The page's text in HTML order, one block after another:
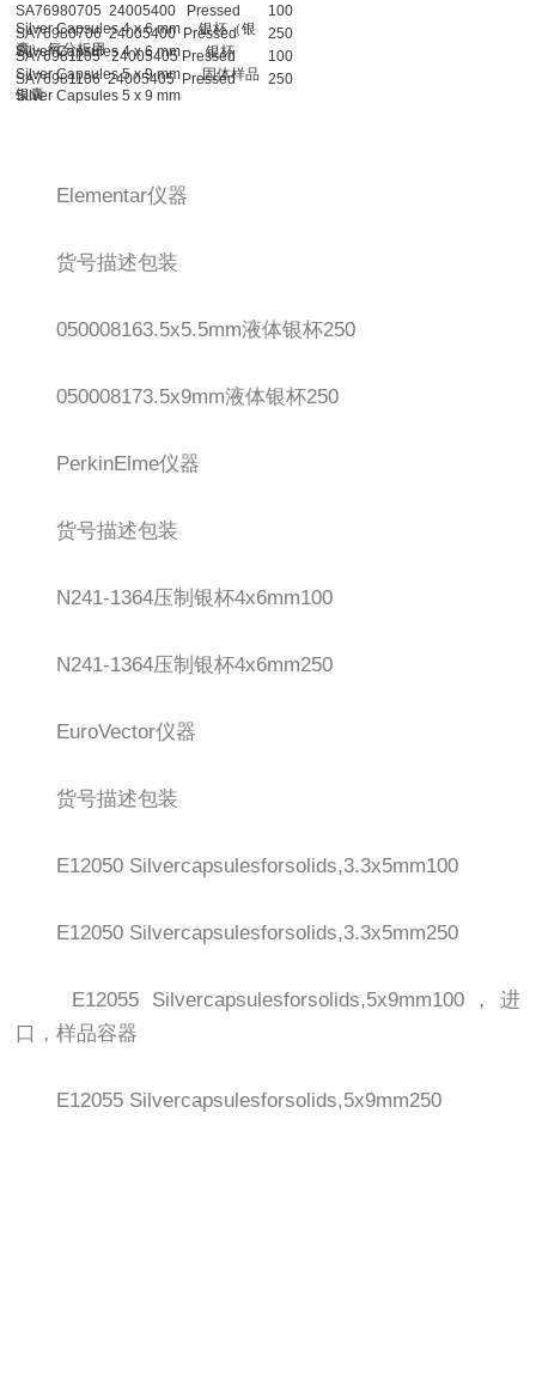
SA76980705 24005400 Pressed
Silver Capsules 4 x 6 mm银杯（银
囊） 氧分析用
100
SA76980706 24005400 Pressed
Silver Capsules 4 x 6 mm银杯
250
SA76981105 24005405 Pressed
Silver Capsules 5 x 9 mm固体样品
银囊
100
SA76981106 24005405 Pressed
Silver Capsules 5 x 9 mm
250
Elementar仪器
货号描述包装
050008163.5x5.5mm液体银杯250
050008173.5x9mm液体银杯250
PerkinElme仪器
货号描述包装
N241-1364压制银杯4x6mm100
N241-1364压制银杯4x6mm250
EuroVector仪器
货号描述包装
E12050 Silvercapsulesforsolids,3.3x5mm100
E12050 Silvercapsulesforsolids,3.3x5mm250
E12055 Silvercapsulesforsolids,5x9mm100，进
口，样品容器
E12055 Silvercapsulesforsolids,5x9mm250